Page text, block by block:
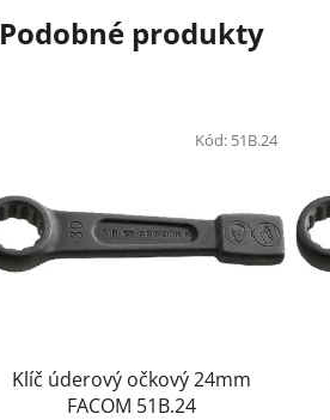
Podobné produkty
Klíč úderový očkový 24mm
FACOM 51B.24
Kód: 51B.24